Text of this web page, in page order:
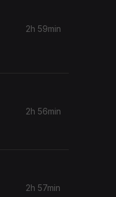
2h 59min
2h 56min
2h 57min